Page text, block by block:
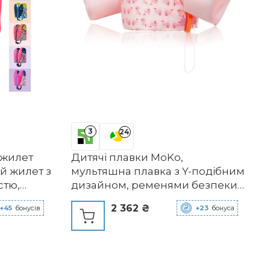
жилет з
+45 бонусів
3 24
Дитячі плавки MoKo,
мультяшна плавка з Y-подібним
дизайном, ременями безпеки
та аварійним свистком для
хлопчиків та дівчаток вагою 20-
50 фунтів. Рожевий кит для 20-
2 362 ₴ +23 бонуса